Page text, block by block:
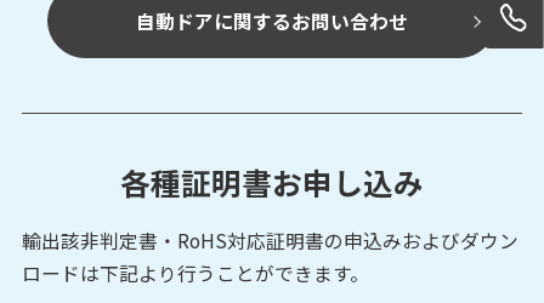
自動ドアに関するお問い合わせ
各種証明書お申し込み
輸出該非判定書・RoHS対応証明書の申込みおよびダウン
ロードは下記より行うことができます。